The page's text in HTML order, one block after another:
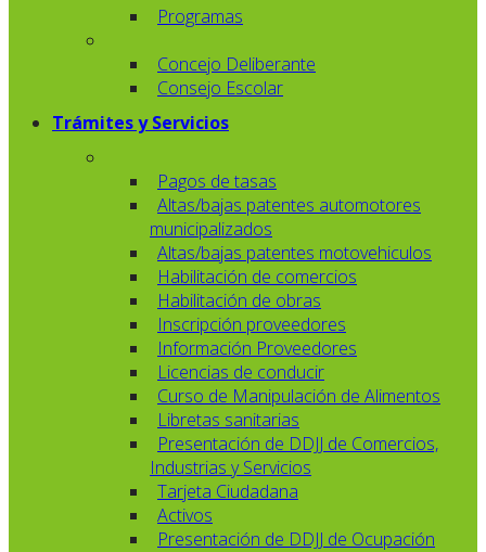
Programas
Concejo Deliberante
Consejo Escolar
Trámites y Servicios
Pagos de tasas
Altas/bajas patentes automotores
municipalizados
Altas/bajas patentes motovehiculos
Habilitación de comercios
Habilitación de obras
Inscripción proveedores
Información Proveedores
Licencias de conducir
Curso de Manipulación de Alimentos
Libretas sanitarias
Presentación de DDJJ de Comercios,
Industrias y Servicios
Tarjeta Ciudadana
Activos
Presentación de DDJJ de Ocupación